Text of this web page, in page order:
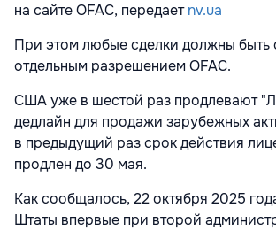
на сайте OFAC, передаетnv.ua
При этом любые сделки должны быть
отдельным разрешением OFAC.
США уже в шестой раз продлевают
дедлайн для продажи зарубежных
в предыдущий раз срок действия
продлен до 30 мая.
Как сообщалось, 22 октября 2025
Штаты впервые при второй